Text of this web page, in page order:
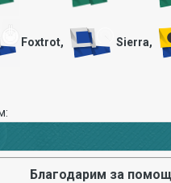
Foxtrot, Sierra,
Благодарим за